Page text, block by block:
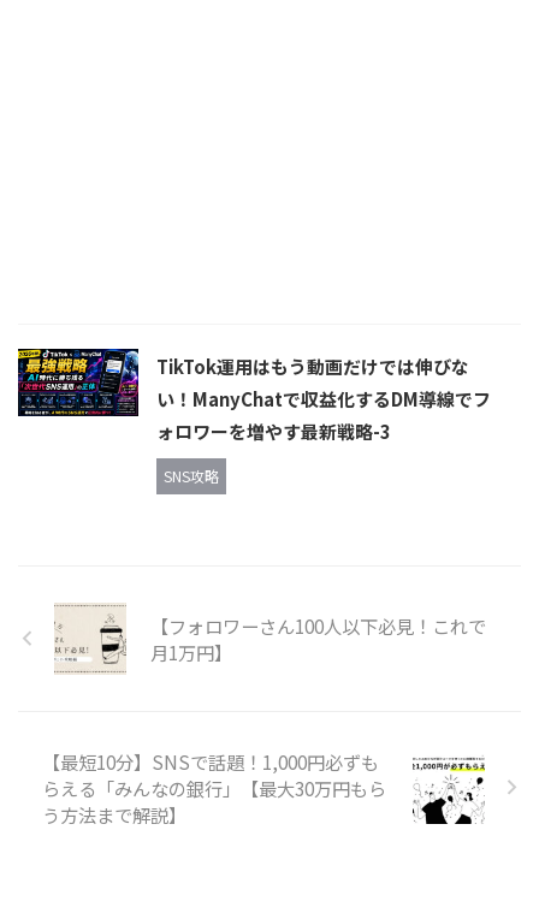
TikTok運用はもう動画だけでは伸びな
い！ManyChatで収益化するDM導線でフ
ォロワーを増やす最新戦略-3
SNS攻略
【フォロワーさん100人以下必見！これで
月1万円】
【最短10分】SNSで話題！1,000円必ずも
らえる「みんなの銀行」【最大30万円もら
う方法まで解説】